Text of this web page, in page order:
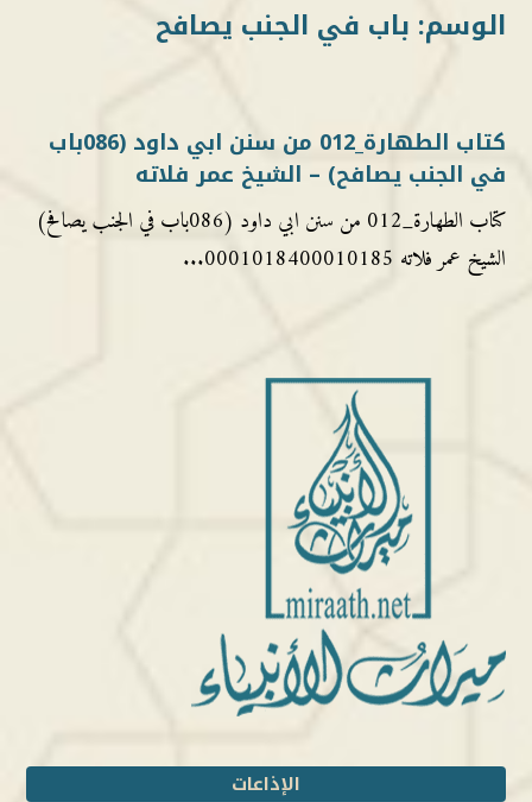
الوسم: باب في الجنب يصافح
كتاب الطهارة_012 من سنن ابي داود (086باب
في الجنب يصافح) – الشيخ عمر فلاته
كتاب الطهارة_012 من سنن ابي داود (086باب في الجنب يصافح)
الشيخ عمر فلاته 0001018400010185...
الإذاعات